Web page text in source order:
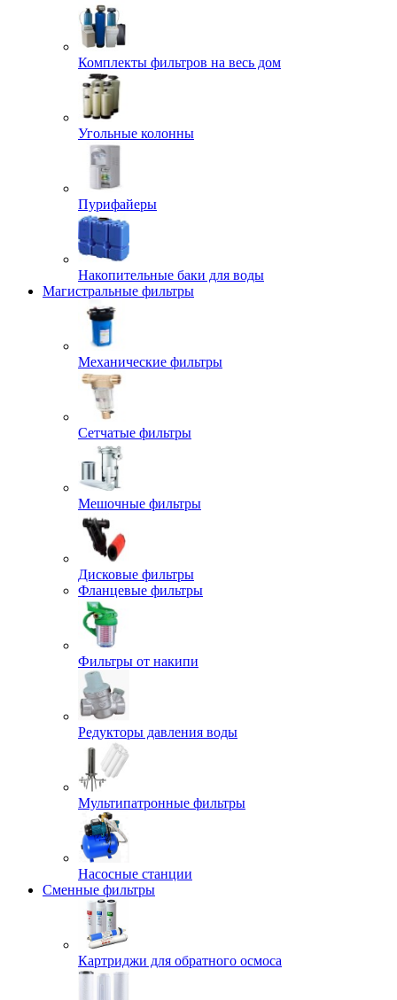
Комплекты фильтров на весь дом
Угольные колонны
Пурифайеры
Накопительные баки для воды
Магистральные фильтры
Механические фильтры
Сетчатые фильтры
Мешочные фильтры
Дисковые фильтры
Фланцевые фильтры
Фильтры от накипи
Редукторы давления воды
Мультипатронные фильтры
Насосные станции
Сменные фильтры
Картриджи для обратного осмоса